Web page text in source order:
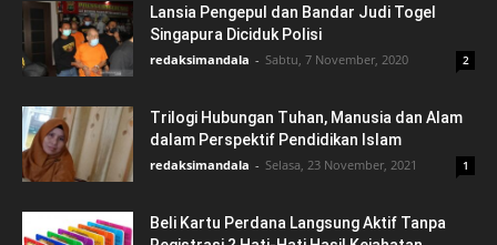
Lansia Pengepul dan Bandar Judi Togel
Singapura Diciduk Polisi
redaksimandala - Sabtu, 7 November, 2020 2
Trilogi Hubungan Tuhan, Manusia dan Alam
dalam Perspektif Pendidikan Islam
redaksimandala - Selasa, 23 November, 2021 1
Beli Kartu Perdana Langsung Aktif Tanpa